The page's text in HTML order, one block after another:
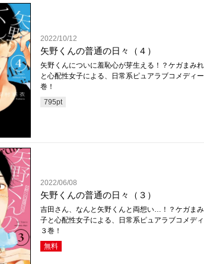
2022/10/12
矢野くんの普通の日々（４）
矢野くんについに羞恥心が芽生える！？ケガまみ
と心配性女子による、日常系ピュアラブコメディ
巻！
795pt
2022/06/08
矢野くんの普通の日々（３）
吉田さん、なんと矢野くんと両想い…！？ケガま
子と心配性女子による、日常系ピュアラブコメデ
３巻！
無料